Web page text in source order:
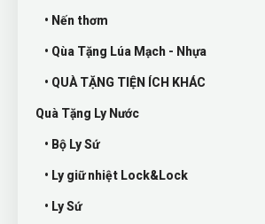
• Nến thơm
• Qùa Tặng Lúa Mạch - Nhựa
• QUÀ TẶNG TIỆN ÍCH KHÁC
Quà Tặng Ly Nước
• Bộ Ly Sứ
• Ly giữ nhiệt Lock&Lock
• Ly Sứ